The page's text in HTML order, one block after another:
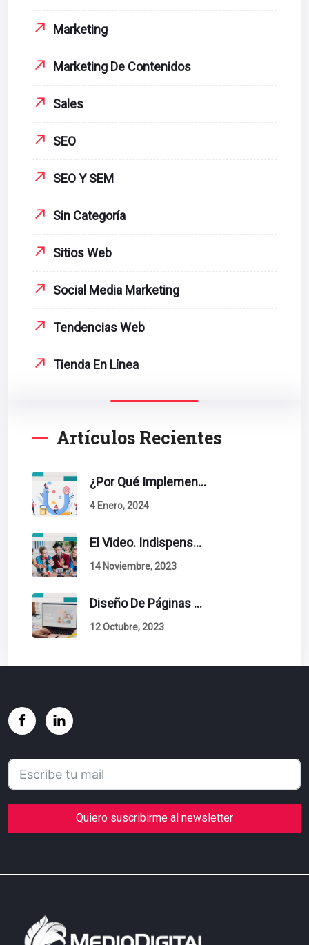
Marketing
Marketing De Contenidos
Sales
SEO
SEO Y SEM
Sin Categoría
Sitios Web
Social Media Marketing
Tendencias Web
Tienda En Línea
Artículos Recientes
¿Por Qué Implementar La Metodología Inbound Marketing En Tu Empresa?
4 Enero, 2024
El Video. Indispensable En Tu Estrategia De Contenidos.
14 Noviembre, 2023
Diseño De Páginas Web. Esto Debe Tener Un Sitio Exitoso.
12 Octubre, 2023
Quiero suscribirme al newsletter